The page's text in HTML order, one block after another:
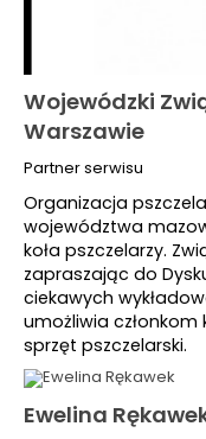
Wojewódzki
Warszawie
Partner serwisu
Organizacja
województwa
koła pszczelarzy.
zapraszając do
ciekawych
umożliwia członkom
sprzęt pszczelarski.
Ewelina